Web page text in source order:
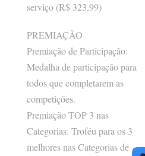
serviço (R$ 323,99)
PREMIAÇÃO
Premiação de Participação:
Medalha de participação para
todos que completarem as
competições.
Premiação TOP 3 nas
Categorias: Troféu para os 3
melhores nas Categorias de